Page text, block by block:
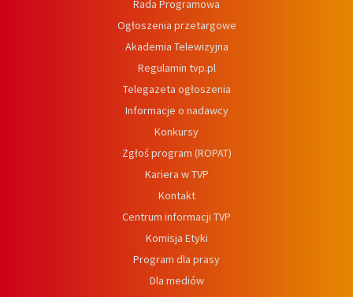
Rada Programowa
Ogłoszenia przetargowe
Akademia Telewizyjna
Regulamin tvp.pl
Telegazeta ogłoszenia
Informacje o nadawcy
Konkursy
Zgłoś program (ROPAT)
Kariera w TVP
Kontakt
Centrum informacji TVP
Komisja Etyki
Program dla prasy
Dla mediów